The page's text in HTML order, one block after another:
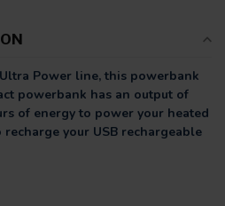
Power line, this powerbank
powerbank has an output of
of energy to power your heated
your USB rechargeable